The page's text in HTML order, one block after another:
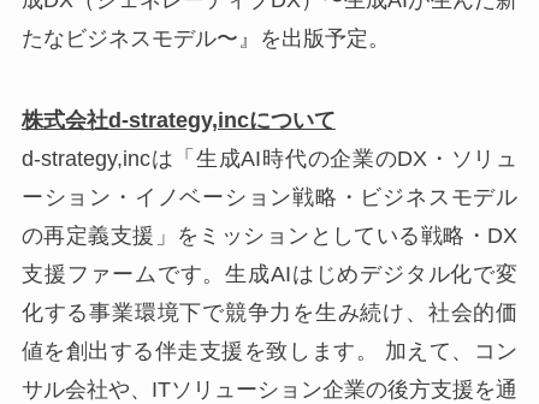
たなビジネスモデル〜』を出版予定。
株式会社d-strategy,incについて
d-strategy,incは「生成AI時代の企業のDX・ソリュ
ーション・イノベーション戦略・ビジネスモデル
の再定義支援」をミッションとしている戦略・DX
支援ファームです。生成AIはじめデジタル化で変
化する事業環境下で競争力を生み続け、社会的価
値を創出する伴走支援を致します。 加えて、コン
サル会社や、ITソリューション企業の後方支援を通